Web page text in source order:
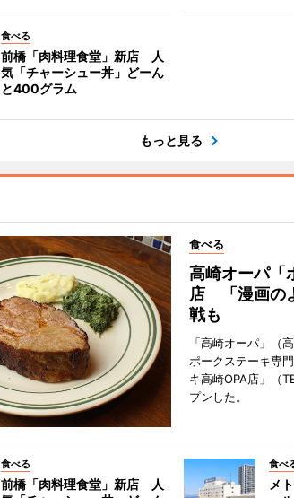
食べる
前橋「肉料理食堂」新店 人
気「チャーシュー丼」どーん
と400グラム
もっと見る
食べる
高崎オーパ「
店 「漫画の
戦も
「高崎オーパ」（
ポークステーキ専
キ高崎OPA店」（
プンした。
食べる
前橋「肉料理食堂」新店 人
食べ
メ